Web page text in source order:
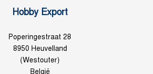
Hobby Export
Poperingestraat 28
8950 Heuvelland
(Westouter)
België